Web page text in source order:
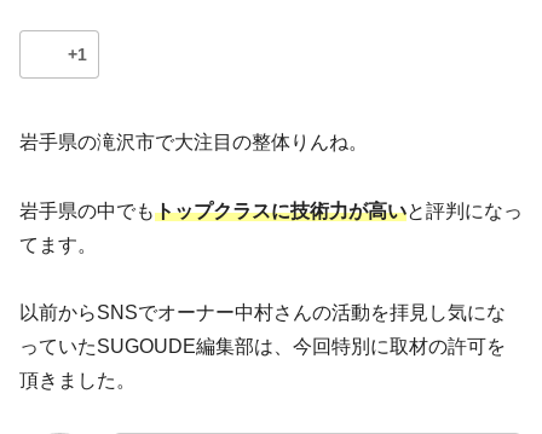
+1
岩手県の滝沢市で大注目の整体りんね。
岩手県の中でもトップクラスに技術力が高いと評判になっ
てます。
以前からSNSでオーナー中村さんの活動を拝見し気にな
っていたSUGOUDE編集部は、今回特別に取材の許可を
頂きました。